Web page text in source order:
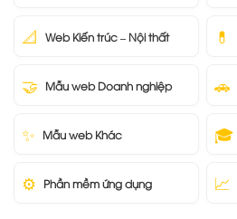
📐 Web Kiến trúc – Nội thất 💊
🤝 Mẫu web Doanh nghiệp 🚗
✨ Mẫu web Khác 🎓
⚙️ Phần mềm ứng dụng 📈